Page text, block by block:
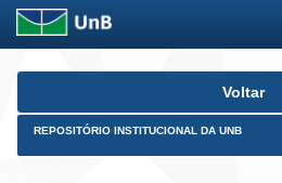
Skip
Voltar
REPOSITÓRIO INSTITUCIONAL DA UNB